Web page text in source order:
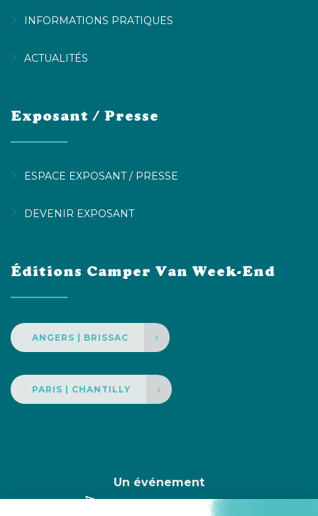
INFORMATIONS PRATIQUES
ACTUALITÉS
Exposant / Presse
ESPACE EXPOSANT / PRESSE
DEVENIR EXPOSANT
Éditions Camper Van Week-End
ANGERS | BRISSAC
PARIS | CHANTILLY
Un événement